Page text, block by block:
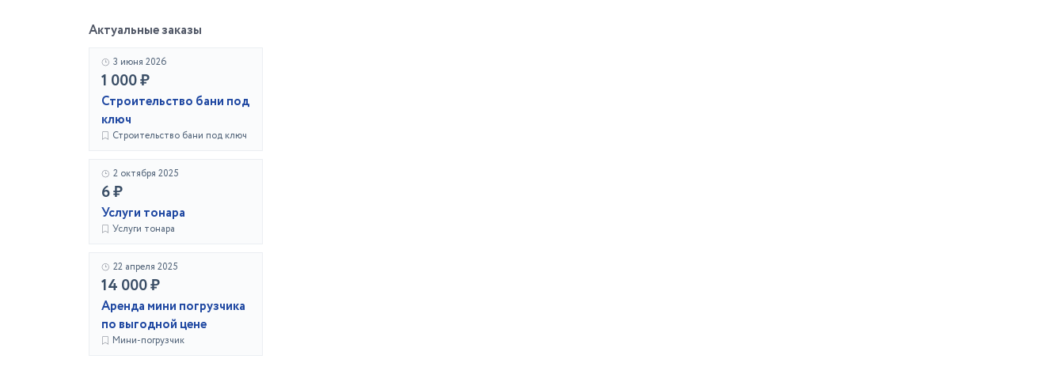
Актуальные заказы
3 июня 2026
1 000 ₽
Строительство бани под
ключ
Строительство бани под ключ
2 октября 2025
6 ₽
Услуги тонара
Услуги тонара
22 апреля 2025
14 000 ₽
Аренда мини погрузчика
по выгодной цене
Мини-погрузчик